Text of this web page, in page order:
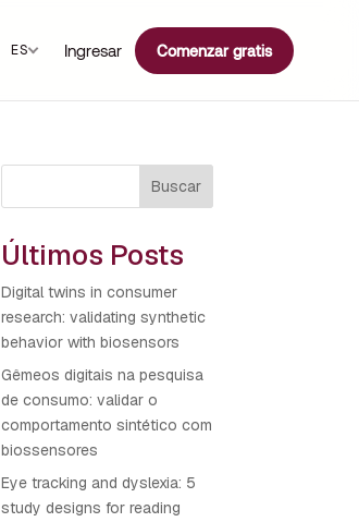
ES Ingresar Comenzar gratis
Buscar
Últimos Posts
Digital twins in consumer
research: validating synthetic
behavior with biosensors
Gêmeos digitais na pesquisa
de consumo: validar o
comportamento sintético com
biossensores
Eye tracking and dyslexia: 5
study designs for reading